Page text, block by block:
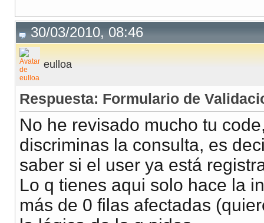
//Sentencia SQL para
//TODO QUEDO BN
$ssql
//Ejecuto la
$rs=mysql_query(
//vemos si el
//si la ejecución de
//es que si que
30/03/2010, 08:46
eulloa
Respuesta: Formulario de
No he revisado mucho tu
discriminas la consulta, es
saber si el user ya está
Lo q tienes aqui solo hace la
más de 0 filas afectadas